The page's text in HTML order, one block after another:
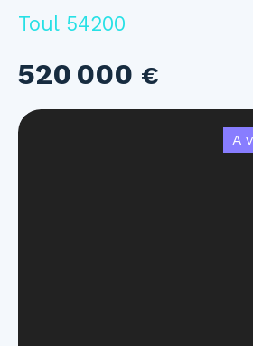
Toul 54200
520 000 €
A